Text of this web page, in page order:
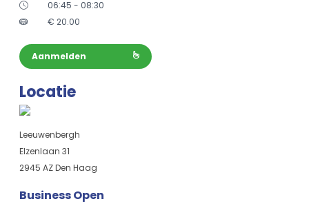
06:45 - 08:30
€ 20.00
Aanmelden
Locatie
Leeuwenbergh
Elzenlaan 31
2945 AZ Den Haag
Business Open